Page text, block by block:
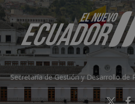
Secretaría de Gestión y Desarrollo de